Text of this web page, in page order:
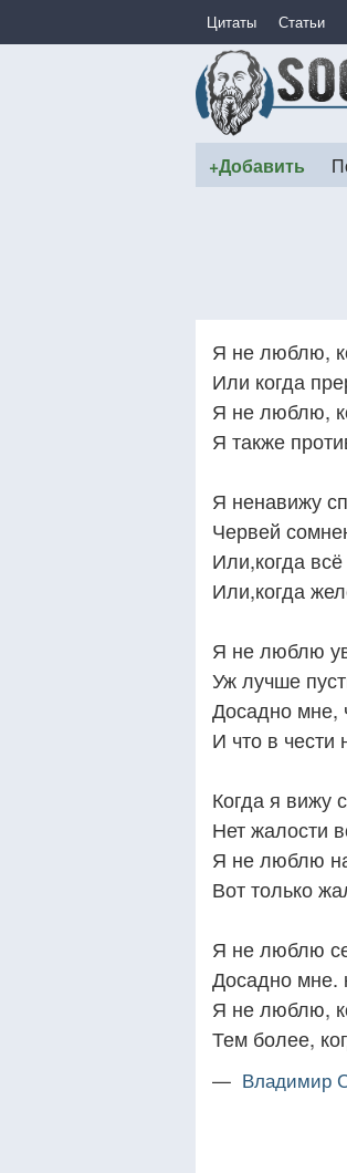
Цитаты Статьи
+Добавить
Я не люблю,
Или когда
Я не люблю,
Я также
Я ненавижу
Червей
Или,когда
Или,когда
Я не люблю
Уж лучше
Досадно мне,
И что в чести
Когда я вижу
Нет жалости
Я не люблю
Вот только
Я не люблю
Досадно мне.
Я не люблю,
Тем более,
— Владимир